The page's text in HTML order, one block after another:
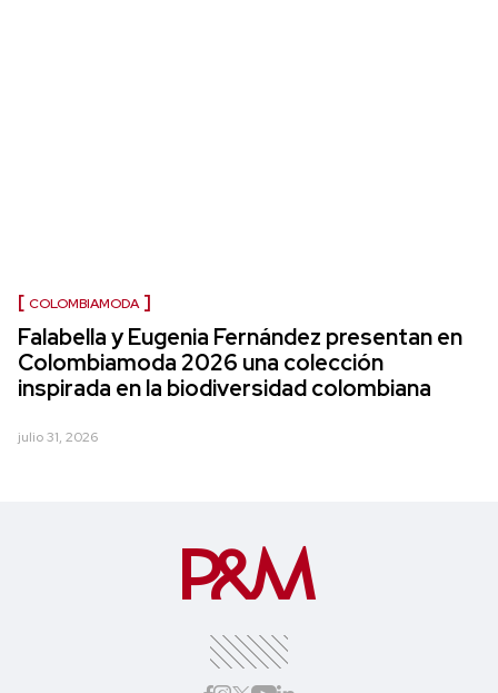
COLOMBIAMODA
Falabella y Eugenia Fernández presentan en
Colombiamoda 2026 una colección
inspirada en la biodiversidad colombiana
julio 31, 2026